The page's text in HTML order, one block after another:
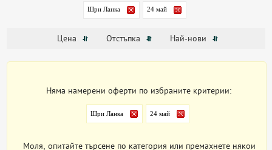
Шри Ланка 24 май
Цена Отстъпка Най-нови
Няма намерени оферти по избраните критерии:
Шри Ланка 24 май
Моля, опитайте търсене по категория или премахнете някои